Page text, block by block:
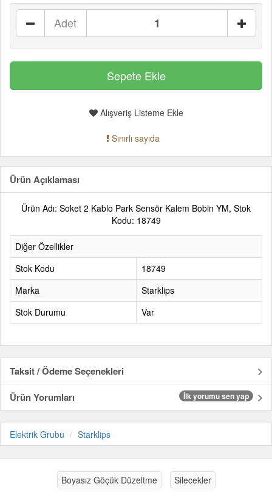
Adet
Alışveriş Listeme Ekle
Sınırlı sayıda
Ürün Açıklaması
Ürün Adı: Soket 2 Kablo Park Sensör Kalem Bobin YM, Stok
Kodu: 18749
Diğer Özellikler
Stok Kodu
18749
Marka
Starklips
Stok Durumu
Var
Taksit / Ödeme Seçenekleri
Ürün Yorumları
İlk yorumu sen yap
Elektrik Grubu Starklips
Boyasız Göçük Düzeltme Silecekler